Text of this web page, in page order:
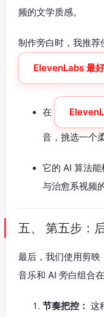
频的文学质感。
制作旁白时，我推荐
ElevenLabs 最
在
音，挑选一个
它的 AI 算法能
与治愈系视频
五、 第五步：
最后，我们使用剪
音乐和 AI 旁白组合在
节奏把控： 这